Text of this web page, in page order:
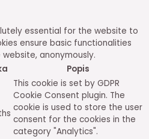
essential for the website to
ensure basic functionalities
anonymously.
Popis
This cookie is set by GDPR
Cookie Consent plugin. The
cookie is used to store the user
consent for the cookies in the
category "Analytics".